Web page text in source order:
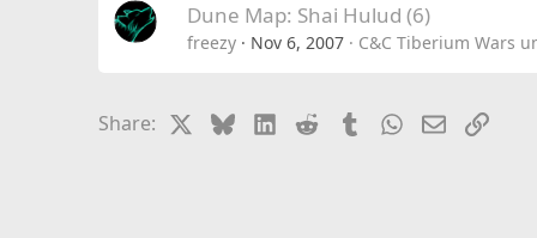
Dune Map: Shai Hulud (6)
freezy Nov 6, 2007 C&C Tiberium Wars
Share: BlueskyLinkedIn
Reddit TumblrWhatsApp
EmailLink